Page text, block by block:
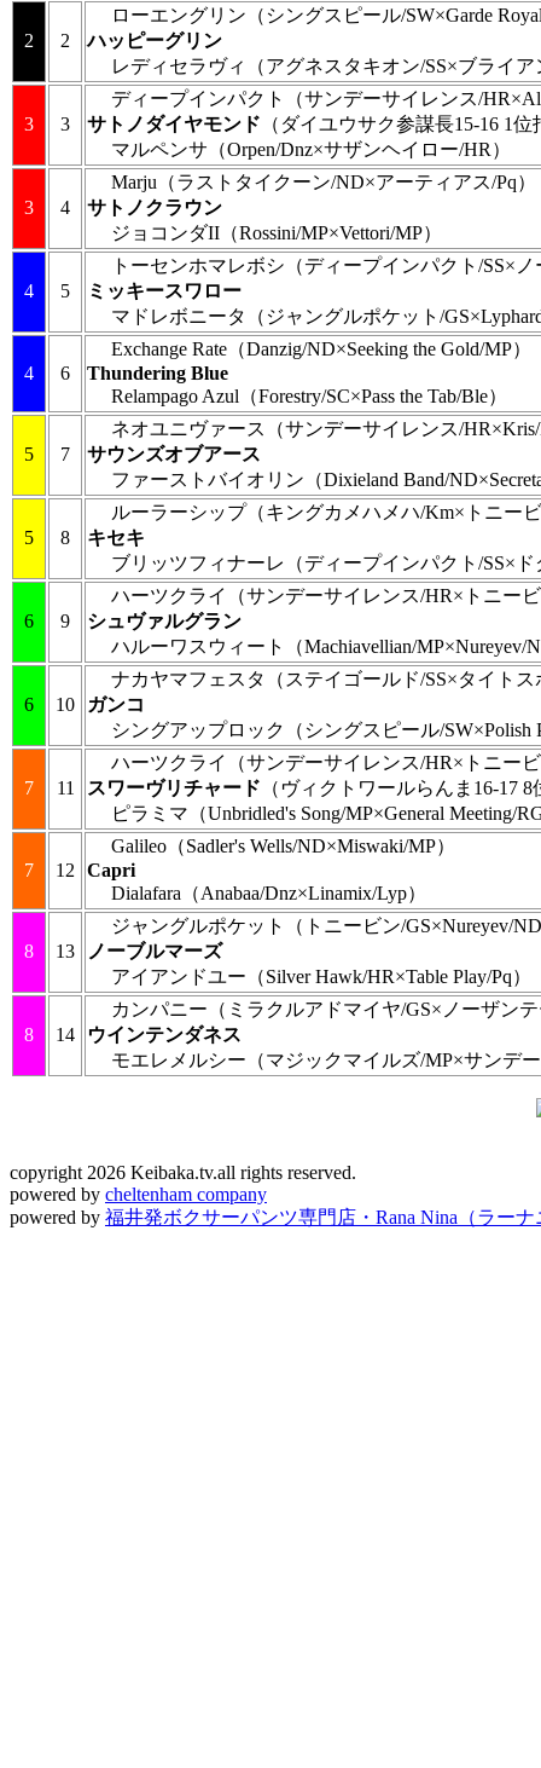
2 2
ローエングリン （シングスピール/SW×Garde
ハッピーグリン
レディセラヴィ
（アグネスタキオン/SS×ブライ
3 3
ディープインパクト
（サンデーサイレンス/
サトノダイヤモンド （ダイユウサク参謀長15-16 1位
マルペンサ （Orpen/Dnz×サザンヘイロー/HR）
3 4
Marju （ラストタイクーン/ND×アーティアス/Pq）
サトノクラウン
ジョコンダII （Rossini/MP×Vettori/MP）
4 5
トーセンホマレボシ （ディープインパクト/SS×
ミッキースワロー
マドレボニータ
（ジャングルポケット/
4 6
Exchange Rate （Danzig/ND×Seeking the Gold/MP）
Thundering Blue
Relampago Azul （Forestry/SC×Pass the Tab/Ble）
5 7
ネオユニヴァース
（サンデーサイレンス/
サウンズオブアース
ファーストバイオリン （Dixieland Band/
5 8
ルーラーシップ（キングカメハメハ/Km×トニー
キセキ
ブリッツフィナーレ
（ディープインパクト/SS×
6 9
ハーツクライ
（サンデーサイレンス/HR×トニー
シュヴァルグラン
ハルーワスウィート
（Machiavellian/MP×Nureyev/
6 10
ナカヤマフェスタ
（ステイゴールド/SS×タイト
ガンコ
シングアップロック
（シングスピール/SW×Polish
7 11
ハーツクライ
（サンデーサイレンス/HR×トニー
スワーヴリチャード （ヴィクトワールらんま16-17 8
ピラミマ （Unbridled's Song/MP×General Meeting/
7 12
Galileo （Sadler's Wells/ND×Miswaki/MP）
Capri
Dialafara （Anabaa/Dnz×Linamix/Lyp）
8 13
ジャングルポケット
（トニービン/GS×Nureyev/
ノーブルマーズ
アイアンドユー （Silver Hawk/HR×Table Play/Pq）
8 14
カンパニー （ミラクルアドマイヤ/GS×ノーザン
ウインテンダネス
モエレメルシー （マジックマイルズ/MP×サンデ
copyright 2026 Keibaka.tv.all rights reserved.
powered by cheltenham company
powered by 福井発ボクサーパンツ専門店・Rana Nina（ラー